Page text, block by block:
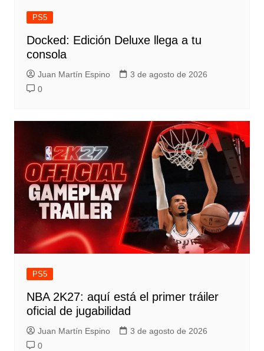
PS5
Docked: Edición Deluxe llega a tu
consola
Juan Martín Espino
3 de agosto de 2026
0
PS5
NBA 2K27: aquí está el primer tráiler
oficial de jugabilidad
Juan Martín Espino
3 de agosto de 2026
0